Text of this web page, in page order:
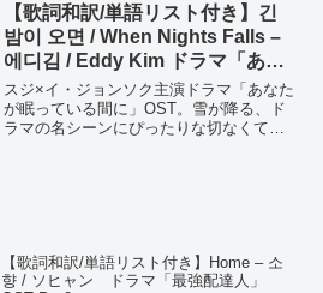
【歌詞和訳/単語リスト付き】긴
밤이 오면 / When Nights Falls –
에디김 / Eddy Kim ドラマ「あな
たが眠っている間に」OST Part.
1
スジ×イ・ジョンソク主演ドラマ「あなた
が眠っている間に」OST。雪が降る、ド
ラマの名シーンにぴったりな切なくて暖
【歌詞和訳/単語リスト付き】Home – 소
향 / ソヒャン ドラマ「最強配達人」